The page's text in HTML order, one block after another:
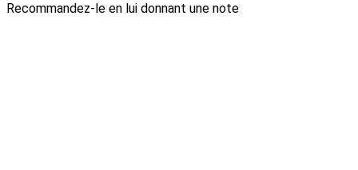
Recommandez-le en lui donnant une note